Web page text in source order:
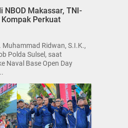
NBOD Makassar, TNI-
Perkuat
Muhammad Ridwan, S.I.K.,
Polda Sulsel, saat
Naval Base Open Day